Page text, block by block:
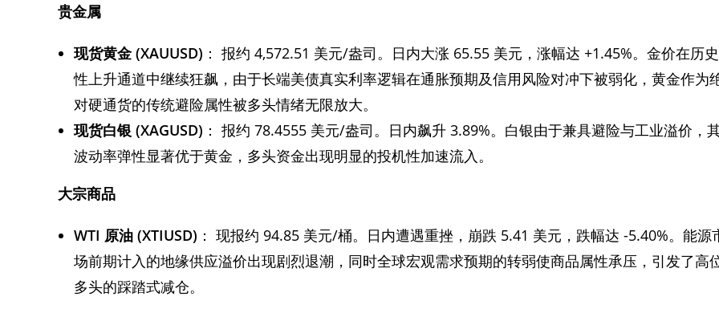
贵金属
现货黄金(XAUUSD) ： 报约 4,572.51 美元/盎司。日内大涨 65.55 美元，涨幅达 +1.45%。金价在历史
性上升通道中继续狂飙，由于长端美债真实利率逻辑在通胀预期及信用风险对冲下被弱化，黄金作为
对硬通货的传统避险属性被多头情绪无限放大。
现货白银 (XAGUSD) ： 报约 78.4555 美元/盎司。日内飙升 3.89%。白银由于兼具避险与工业溢价，
波动率弹性显著优于黄金，多头资金出现明显的投机性加速流入。
大宗商品
WTI 原油 (XTIUSD) ： 现报约 94.85 美元/桶。日内遭遇重挫，崩跌 5.41 美元，跌幅达 -5.40%。能源
场前期计入的地缘供应溢价出现剧烈退潮，同时全球宏观需求预期的转弱使商品属性承压，引发了高
多头的踩踏式减仓。